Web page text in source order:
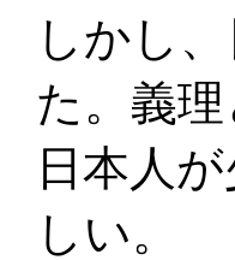
しかし
た。義
日本人
しい。